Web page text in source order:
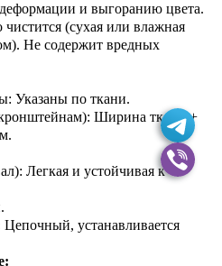
и выгоранию цвета.
(сухая или влажная
Не содержит вредных
Указаны по ткани.
Ширина ткани +
Легкая и устойчивая к
Цепочный, устанавливается